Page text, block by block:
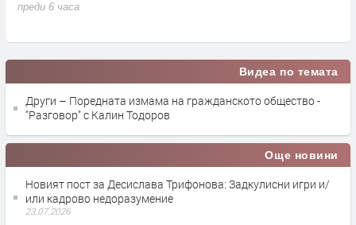
преди 6 часа
Видеа по темата
Други – Поредната измама на гражданското общество -
"Разговор" с Калин Тодоров
Още новини
Новият пост за Десислава Трифонова: Задкулисни игри и/
или кадрово недоразумение
23.07.2026